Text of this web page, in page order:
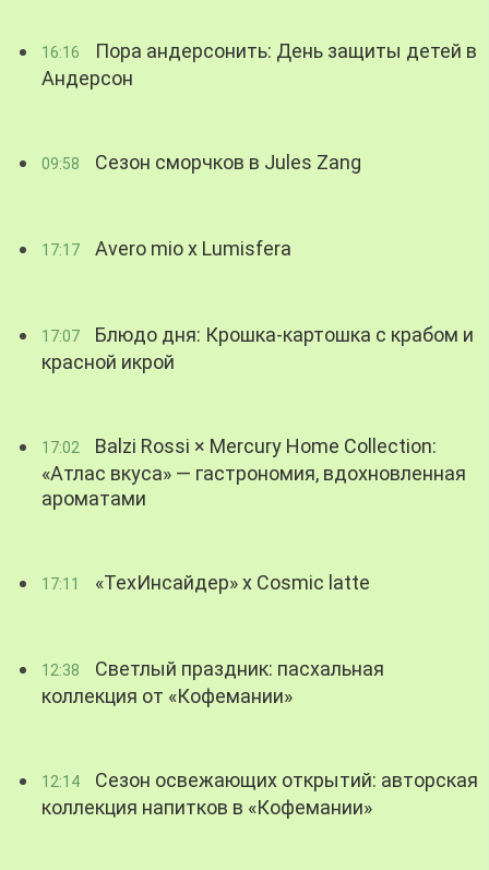
16:16
Пора андерсонить: День защиты детей в
Андерсон
09:58 Сезон сморчков в Jules Zang
17:17 Avero mio x Lumisfera
17:07
Блюдо дня: Крошка-картошка с крабом и
красной икрой
17:02
Balzi Rossi × Mercury Home Collection:
«Атлас вкуса» — гастрономия, вдохновленная
ароматами
17:11 «ТехИнсайдер» х Cosmic latte
12:38
Светлый праздник: пасхальная
коллекция от «Кофемании»
12:14
Сезон освежающих открытий: авторская
коллекция напитков в «Кофемании»